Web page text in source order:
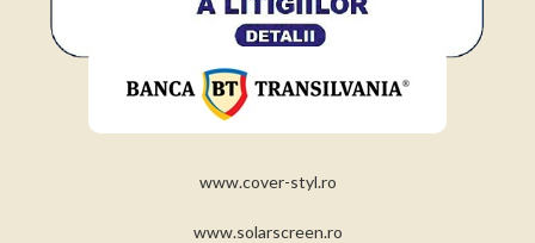
www.cover-styl.ro
www.solarscreen.ro